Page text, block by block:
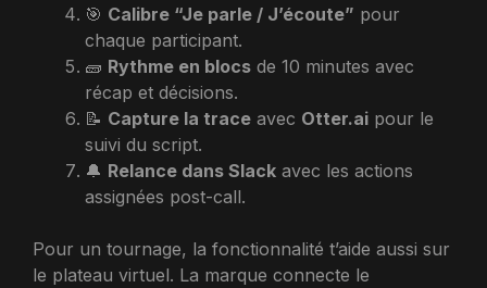
🎯 Calibre “Je parle / J’écoute” pour
chaque participant.
🧱 Rythme en blocs de 10 minutes avec
récap et décisions.
📝 Capture la trace avec Otter.ai pour le
suivi du script.
🔔 Relance dans Slack avec les actions
assignées post-call.
Pour un tournage, la fonctionnalité t’aide aussi sur
le plateau virtuel. La marque connecte le